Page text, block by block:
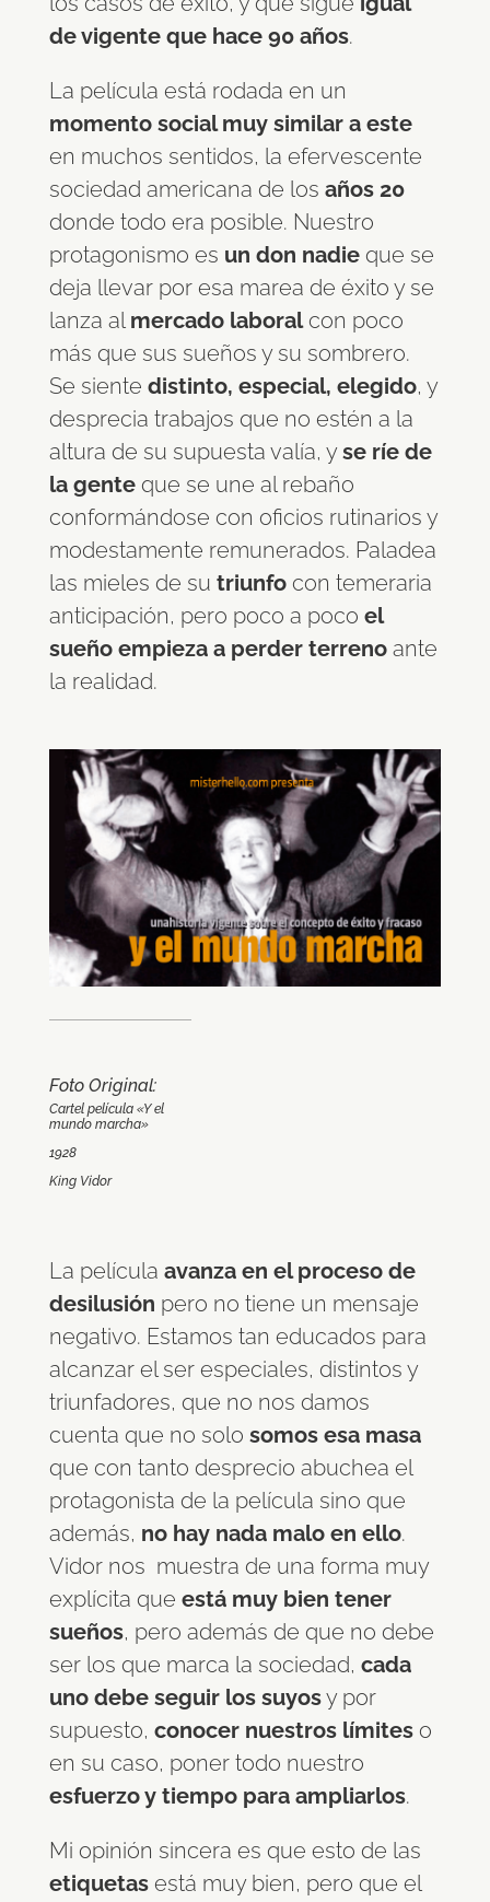
de vigente que hace 90 años.
La película está rodada en un
momento social muy similar a este
en muchos sentidos, la efervescente
sociedad americana de los años 20
donde todo era posible. Nuestro
protagonismo es un don nadieque se
deja llevar por esa marea de éxito y se
lanza al mercado laboralcon poco
más que sus sueños y su sombrero.
Se siente distinto, especial, elegido, y
desprecia trabajos que no estén a la
altura de su supuesta valía, yse ríe de
la genteque se une al rebaño
conformándose con oficios rutinarios y
modestamente remunerados. Paladea
las mieles de su triunfocon temeraria
anticipación, pero poco a poco el
sueño empieza a perder terrenoante
la realidad.
Foto Original:
Cartel película «Y el
mundo marcha»
1928
King Vidor
La película avanza en el proceso de
desilusión pero no tiene un mensaje
negativo. Estamos tan educados para
alcanzar el ser especiales, distintos y
triunfadores, que no nos damos
cuenta que no solo somos esa masa
que con tanto desprecio abuchea el
protagonista de la película sino que
además, no hay nada malo en ello.
Vidor nos muestra de una forma muy
explícita que está muy bien tener
sueños, pero además de que no debe
ser los que marca la sociedad, cada
uno debe seguir los suyosy por
supuesto, conocer nuestros límiteso
en su caso, poner todo nuestro
esfuerzo y tiempo para ampliarlos.
Mi opinión sincera es que esto de las
etiquetasestá muy bien, pero que el